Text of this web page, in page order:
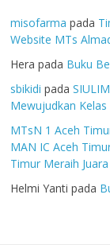
misofarma pada
Website MTs
Hera pada Buku
sbikidi pada
Mewujudkan Kelas
MTsN 1 Aceh
MAN IC Aceh
Timur Meraih
Helmi Yanti pada